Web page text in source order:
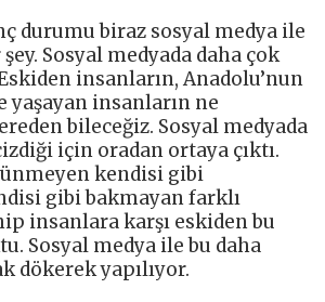
durumu biraz sosyal medya ile
Sosyal medyada daha çok
insanların, Anadolu’nun
yaşayan insanların ne
bileceğiz. Sosyal medyada
için oradan ortaya çıktı.
kendisi gibi
gibi bakmayan farklı
insanlara karşı eskiden bu
Sosyal medya ile bu daha
dökerek yapılıyor.